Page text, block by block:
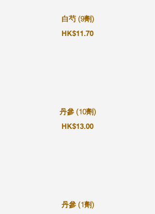
白芍 (9劑)
HK$11.70
丹參 (10劑)
HK$13.00
丹參 (1劑)